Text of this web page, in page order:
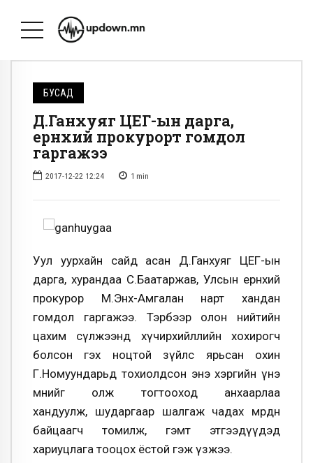
БУСАД
Д.Ганхуяг ЦЕГ-ын дарга,
ерөнхий прокурорт гомдол
гаргажээ
2017-12-22 12:24 1 min
Уул уурхайн сайд асан Д.Ганхуяг ЦЕГ-ын
дарга, хурандаа С.Баатаржав, Улсын ерөнхий
прокурор М.Энх-Амгалан нарт хандан
гомдол гаргажээ. Тэрбээр олон нийтийн
цахим сүлжээнд хүчирхийллийн хохирогч
болсон гэх ноцтой зүйлс ярьсан охин
Г.Номуундарьд тохиолдсон энэ хэргийн үнэ
мөнийг олж тогтооход анхаарлаа
хандуулж, шударгаар шалгаж чадах мөрдөн
байцаагч томилж, гэмт этгээдүүдэд
хариуцлага тооцох ёстой гэж үзжээ.